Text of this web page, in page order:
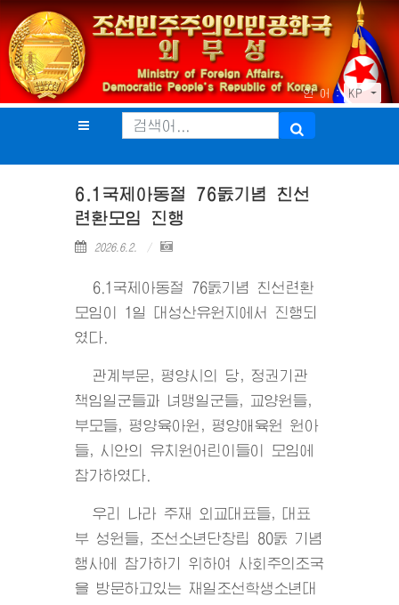
언 어 : KP
6.1국제아동절 76돐기념 친선
련환모임 진행
2026.6.2.
6.1국제아동절 76돐기념 친선련환
모임이 1일 대성산유원지에서 진행되
였다.
관계부문, 평양시의 당, 정권기관
책임일군들과 녀맹일군들, 교양원들,
부모들, 평양육아원, 평양애육원 원아
들, 시안의 유치원어린이들이 모임에
참가하였다.
우리 나라 주재 외교대표들, 대표
부 성원들, 조선소년단창립 80돐 기념
행사에 참가하기 위하여 사회주의조국
을 방문하고있는 재일조선학생소년대